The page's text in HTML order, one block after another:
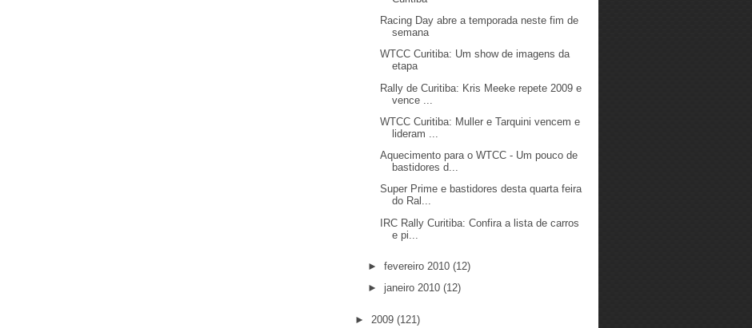
Racing Day abre a temporada neste fim de
semana
WTCC Curitiba: Um show de imagens da
etapa
Rally de Curitiba: Kris Meeke repete 2009 e
vence ...
WTCC Curitiba: Muller e Tarquini vencem e
lideram ...
Aquecimento para o WTCC - Um pouco de
bastidores d...
Super Prime e bastidores desta quarta feira
do Ral...
IRC Rally Curitiba: Confira a lista de carros
e pi...
► fevereiro 2010 (12)
► janeiro 2010 (12)
► 2009 (121)